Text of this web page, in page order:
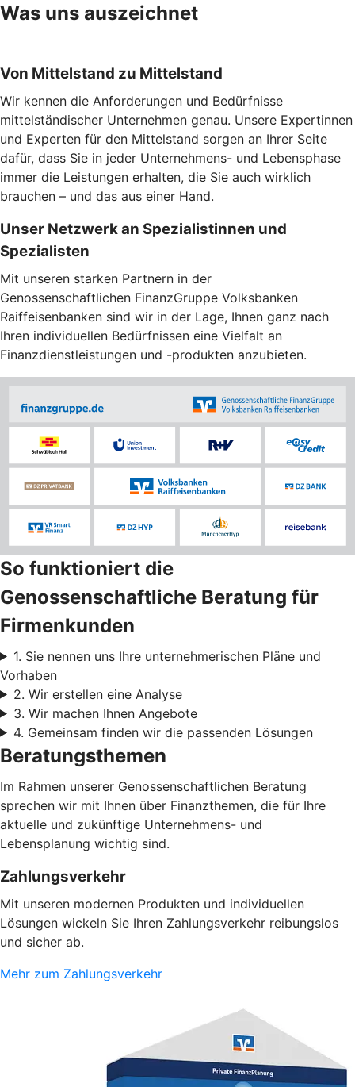
Was uns auszeichnet
Von Mittelstand zu Mittelstand
Wir kennen die Anforderungen und Bedürfnisse
mittelständischer Unternehmen genau. Unsere Expertinnen
und Experten für den Mittelstand sorgen an Ihrer Seite
dafür, dass Sie in jeder Unternehmens- und Lebensphase
immer die Leistungen erhalten, die Sie auch wirklich
brauchen – und das aus einer Hand.
Unser Netzwerk an Spezialistinnen und
Spezialisten
Mit unseren starken Partnern in der
Genossenschaftlichen FinanzGruppe Volksbanken
Raiffeisenbanken sind wir in der Lage, Ihnen ganz nach
Ihren individuellen Bedürfnissen eine Vielfalt an
Finanzdienstleistungen und -produkten anzubieten.
So funktioniert die
Genossenschaftliche Beratung für
Firmenkunden
1. Sie nennen uns Ihre unternehmerischen Pläne und
Vorhaben
2. Wir erstellen eine Analyse
3. Wir machen Ihnen Angebote
4. Gemeinsam finden wir die passenden Lösungen
Beratungsthemen
Im Rahmen unserer Genossenschaftlichen Beratung
sprechen wir mit Ihnen über Finanzthemen, die für Ihre
aktuelle und zukünftige Unternehmens- und
Lebensplanung wichtig sind.
Zahlungsverkehr
Mit unseren modernen Produkten und individuellen
Lösungen wickeln Sie Ihren Zahlungsverkehr reibungslos
und sicher ab.
Mehr zum Zahlungsverkehr